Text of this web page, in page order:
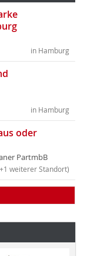
in Hamburg
in Hamburg
oder
PartmbB
weiterer Standort)